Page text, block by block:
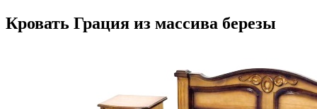
Кровать Грация из массива березы